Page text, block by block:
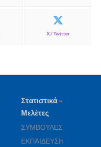
X / Twitter
Στατιστικά –
Μελέτες
ΣΥΜΒΟΥΛΕΣ
ΕΚΠΑΙΔΕΥΣΗ